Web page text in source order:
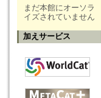
まだ本館にオーソラ
イズされていません
加えサービス